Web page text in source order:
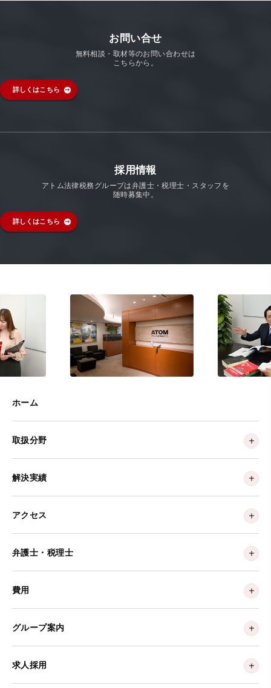
お問い合せ
無料相談・取材等のお問い合わせは
こちらから。
詳しくはこちら
採用情報
アトム法律税務グループは弁護士・税理士・スタッフを
随時募集中。
詳しくはこちら
ホーム
取扱分野
解決実績
アクセス
弁護士・税理士
費用
グループ案内
求人採用